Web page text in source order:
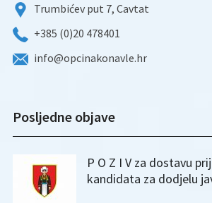
Trumbićev put 7, Cavtat
+385 (0)20 478401
info@opcinakonavle.hr
Posljedne objave
P O Z I V za dostavu
kandidata za dodjelu